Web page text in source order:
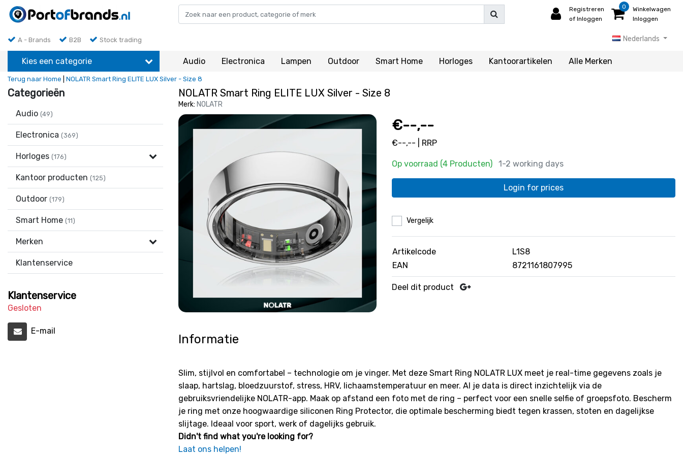
Registreren
of Inloggen
0
Winkelwagen
Inloggen
A - Brands B2B Stock trading Nederlands
Kies een categorie Audio Electronica Lampen Outdoor Smart Home Horloges Kantoorartikelen Alle Merken
Terug naar Home NOLATR Smart Ring ELITE LUX Silver - Size 8
Categorieën
Audio (49)
Electronica (369)
Horloges (176)
Kantoor producten (125)
Outdoor (179)
Smart Home (11)
Merken
Klantenservice
Klantenservice
Gesloten
E-mail
NOLATR Smart Ring ELITE LUX Silver - Size 8
Merk: NOLATR
€--,--
€--,-- | RRP
Op voorraad (4 Producten) 1-2 working days
Login for prices
Vergelijk
Artikelcode
L1S8
EAN
8721161807995
Deel dit product
Informatie
Slim, stijlvol en comfortabel – technologie om je vinger. Met deze Smart Ring NOLATR LUX meet je real-time gegevens zoals je
slaap, hartslag, bloedzuurstof, stress, HRV, lichaamstemperatuur en meer. Al je data is direct inzichtelijk via de
gebruiksvriendelijke NOLATR-app. Maak op afstand een foto met de ring – perfect voor een snelle selfie of groepsfoto. Bescherm
je ring met onze hoogwaardige siliconen Ring Protector, die optimale bescherming biedt tegen krassen, stoten en dagelijkse
slijtage. Ideaal voor sport, werk of dagelijks gebruik.
Didn't find what you're looking for?
Laat ons helpen!